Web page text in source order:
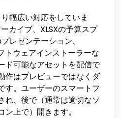
幅広い対応をしていま
カイブ、XLSXの予算スプ
レゼンテーション、
トウェアインストーラーな
ド可能なアセットを配信で
作はプレビューではなくダ
す。ユーザーのスマートフ
れ、後で（通常は適切なソ
上で）開きます。